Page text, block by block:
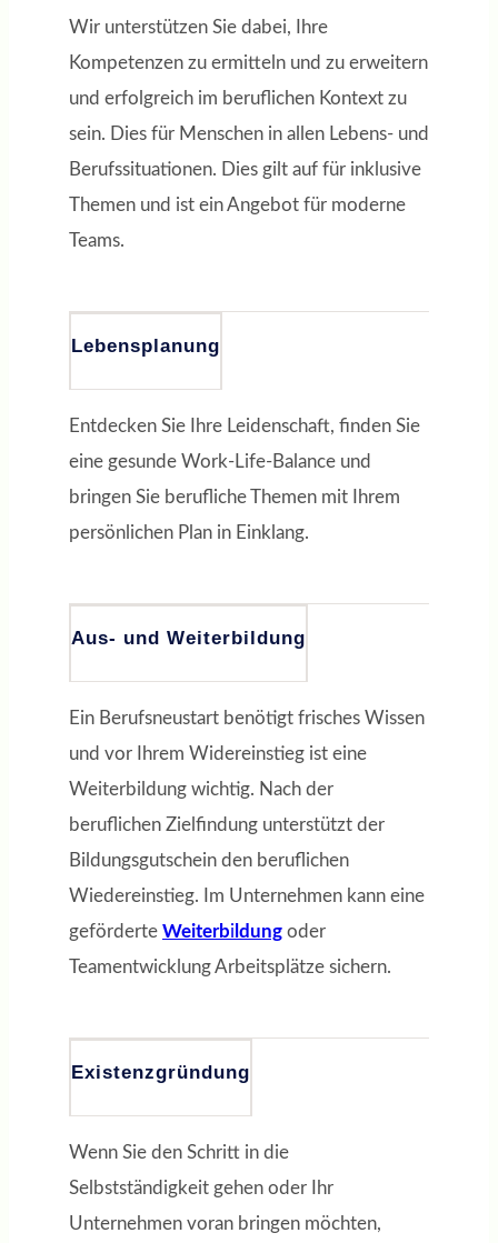
Wir unterstützen Sie dabei, Ihre
Kompetenzen zu ermitteln und zu erweitern
und erfolgreich im beruflichen Kontext zu
sein. Dies für Menschen in allen Lebens- und
Berufssituationen. Dies gilt auf für inklusive
Themen und ist ein Angebot für moderne
Teams.
Lebensplanung
Entdecken Sie Ihre Leidenschaft, finden Sie
eine gesunde Work-Life-Balance und
bringen Sie berufliche Themen mit Ihrem
persönlichen Plan in Einklang.
Aus- und Weiterbildung
Ein Berufsneustart benötigt frisches Wissen
und vor Ihrem Widereinstieg ist eine
Weiterbildung wichtig. Nach der
beruflichen Zielfindung unterstützt der
Bildungsgutschein den beruflichen
Wiedereinstieg. Im Unternehmen kann eine
geförderte Weiterbi ldung oder
Teamentwicklung Arbeitsplätze sichern.
Existenzgründung
Wenn Sie den Schritt in die
Selbstständigkeit gehen oder Ihr
Unternehmen voran bringen möchten,